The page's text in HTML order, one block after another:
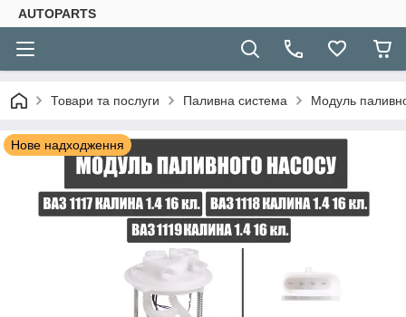
AUTOPARTS
Товари та послуги Паливна система Модуль
Нове надходження